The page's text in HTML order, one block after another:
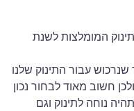
המומלצות לשנת
עבור התינוק שלנו
חשוב מאוד לבחור נכון
נוחה לתינוק וגם